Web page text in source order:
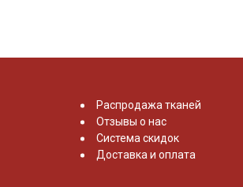
Распродажа тканей
Отзывы о нас
Система скидок
Доставка и оплата